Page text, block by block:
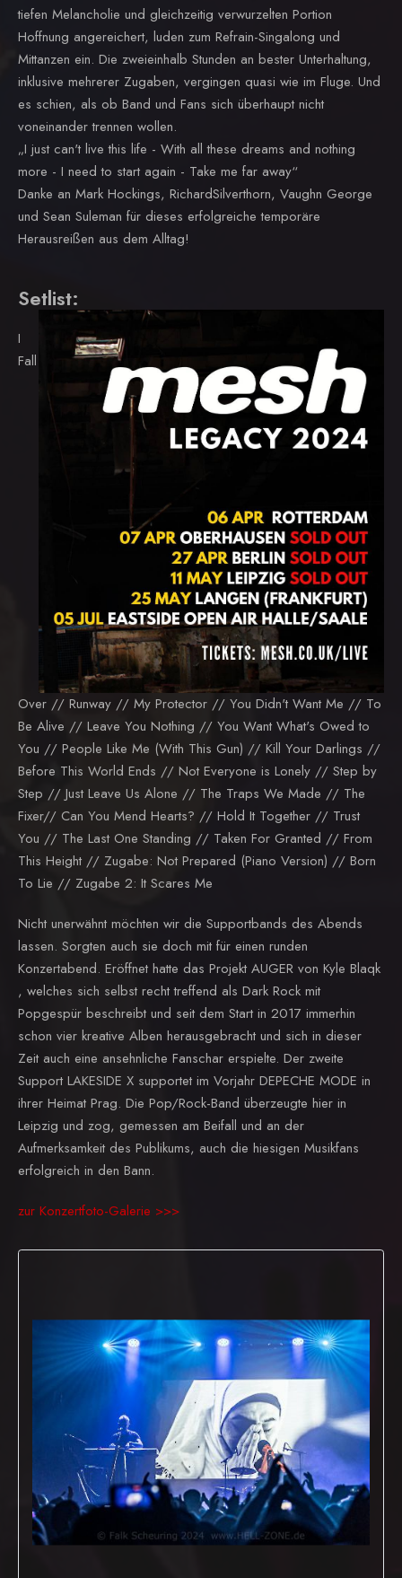
tiefen Melancholie und gleichzeitig verwurzelten Portion
Hoffnung angereichert, luden zum Refrain-Singalong und
Mittanzen ein. Die zweieinhalb Stunden an bester Unterhaltung,
inklusive mehrerer Zugaben, vergingen quasi wie im Fluge. Und
es schien, als ob Band und Fans sich überhaupt nicht
voneinander trennen wollen.
„I just can't live this life - With all these dreams and nothing
more - I need to start again - Take me far away“
Danke an Mark Hockings, RichardSilverthorn, Vaughn George
und Sean Suleman für dieses erfolgreiche temporäre
Herausreißen aus dem Alltag!
Setlist:
I
Fall
Over // Runway // My Protector // You Didn't Want Me // To
Be Alive // Leave You Nothing // You Want What's Owed to
You // People Like Me (With This Gun) // Kill Your Darlings //
Before This World Ends // Not Everyone is Lonely // Step by
Step // Just Leave Us Alone // The Traps We Made // The
Fixer// Can You Mend Hearts? // Hold It Together // Trust
You // The Last One Standing // Taken For Granted // From
This Height // Zugabe: Not Prepared (Piano Version) // Born
To Lie // Zugabe 2: It Scares Me
Nicht unerwähnt möchten wir die Supportbands des Abends
lassen. Sorgten auch sie doch mit für einen runden
Konzertabend. Eröffnet hatte das Projekt AUGER von Kyle Blaqk
, welches sich selbst recht treffend als Dark Rock mit
Popgespür beschreibt und seit dem Start in 2017 immerhin
schon vier kreative Alben herausgebracht und sich in dieser
Zeit auch eine ansehnliche Fanschar erspielte. Der zweite
Support LAKESIDE X supportet im Vorjahr DEPECHE MODE in
ihrer Heimat Prag. Die Pop/Rock-Band überzeugte hier in
Leipzig und zog, gemessen am Beifall und an der
Aufmerksamkeit des Publikums, auch die hiesigen Musikfans
erfolgreich in den Bann.
zur Konzertfoto-Galerie >>>